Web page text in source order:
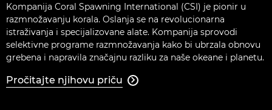
Kompanija Coral Spawning International (CSI) je pionir u
razmnožavanju korala. Oslanja se na revolucionarna
istraživanja i specijalizovane alate. Kompanija sprovodi
selektivne programe razmnožavanja kako bi ubrzala obnovu
grebena i napravila značajnu razliku za naše okeane i planetu.
Pročitajte njihovu priču 